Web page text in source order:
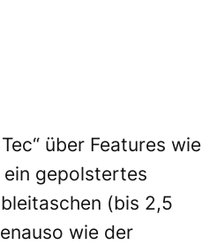
über Features wie
gepolstertes
(bis 2,5
wie der